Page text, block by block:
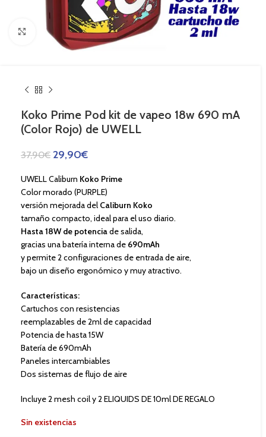
Haga Click para agrandar
Koko Prime Pod kit de vapeo 18w 690 mA
(Color Rojo) de UWELL
37,90€ 29,90€
UWELL Caliburn Koko Prime
Color morado (PURPLE)
versión mejorada del Caliburn Koko
tamaño compacto, ideal para el uso diario.
Hasta 18W de potenciade salida,
gracias una batería interna de 690mAh
y permite 2 configuraciones de entrada de aire,
bajo un diseño ergonómico y muy atractivo.
Características:
Cartuchos con resistencias
reemplazables de 2ml de capacidad
Potencia de hasta 15W
Batería de 690mAh
Paneles intercambiables
Dos sistemas de flujo de aire
Incluye 2 mesh coil y 2 ELIQUIDS DE 10ml DE REGALO
Sin existencias